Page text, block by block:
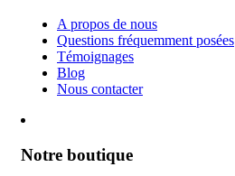
A propos de nous
Questions fréquemment posées
Témoignages
Blog
Nous contacter
Notre boutique